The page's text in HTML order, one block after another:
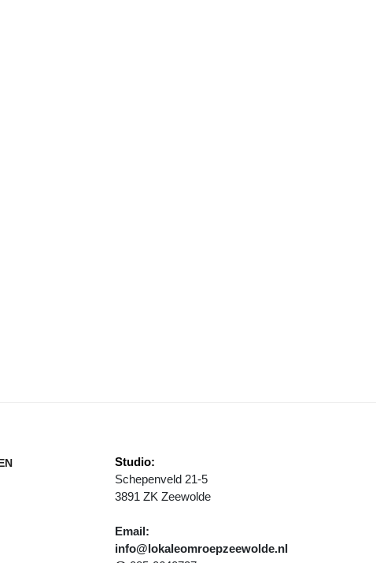
VOGELGRIEP OP BEDRIJF IN BIDDINGHUIZEN, 55.000 KIPPEN GERUIMD
Studio:
Schepenveld 21-5
3891 ZK Zeewolde
Email:
info@lokaleomroepzeewolde.nl